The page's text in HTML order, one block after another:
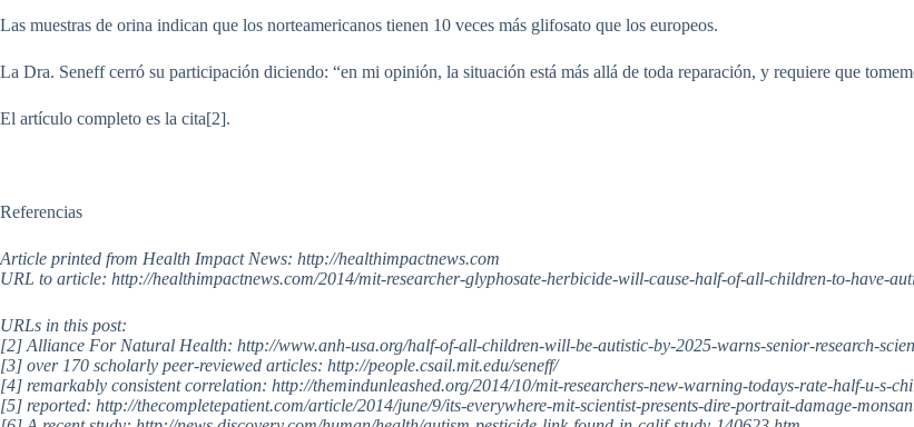
Las muestras de orina indican que los norteamericanos tienen 10 veces más glifosato que los europeos.
La Dra. Seneff cerró su participación diciendo: “en mi opinión, la situación está más allá de toda reparación, y requiere que
El artículo completo es la cita[2].
Referencias
Article printed from Health Impact News: http://healthimpactnews.com
URL to article: http://healthimpactnews.com/2014/mit-researcher-glyphosate-herbicide-will-cause-half-of-all-children-to-have-
URLs in this post:
[2] Alliance For Natural Health: http://www.anh-usa.org/half-of-all-children-will-be-autistic-by-2025-warns-senior-research-
[3] over 170 scholarly peer-reviewed articles: http://people.csail.mit.edu/seneff/
[4] remarkably consistent correlation: http://themindunleashed.org/2014/10/mit-researchers-new-warning-todays-rate-half-u-s-
[5] reported: http://thecompletepatient.com/article/2014/june/9/its-everywhere-mit-scientist-presents-dire-portrait-damage-